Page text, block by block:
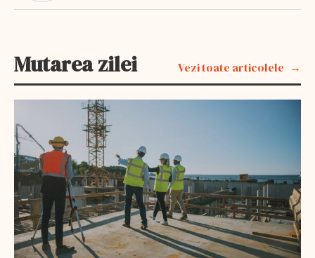
Mutarea zilei Vezi toate articolele